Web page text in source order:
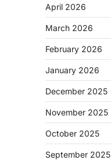
April 2026
March 2026
February 2026
January 2026
December 2025
November 2025
October 2025
September 2025